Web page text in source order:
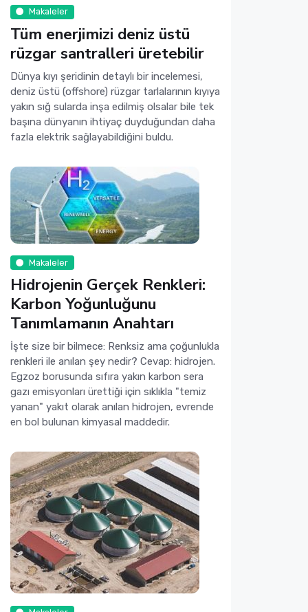
Makaleler
Tüm enerjimizi deniz üstü
rüzgar santralleri üretebilir
Dünya kıyı şeridinin detaylı bir incelemesi,
deniz üstü (offshore) rüzgar tarlalarının kıyıya
yakın sığ sularda inşa edilmiş olsalar bile tek
başına dünyanın ihtiyaç duyduğundan daha
fazla elektrik sağlayabildiğini buldu.
Makaleler
Hidrojenin Gerçek Renkleri:
Karbon Yoğunluğunu
Tanımlamanın Anahtarı
İşte size bir bilmece: Renksiz ama çoğunlukla
renkleri ile anılan şey nedir? Cevap: hidrojen.
Egzoz borusunda sıfıra yakın karbon sera
gazı emisyonları ürettiği için sıklıkla "temiz
yanan" yakıt olarak anılan hidrojen, evrende
en bol bulunan kimyasal maddedir.